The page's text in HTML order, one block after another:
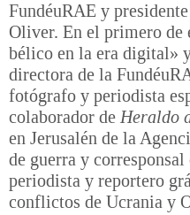
FundéuRAE y
Oliver. En el primero de
bélico en la era digital»
directora de la
fotógrafo y periodista
colaborador de Heraldo
en Jerusalén de la
de guerra y
periodista y reportero
conflictos de Ucrania y